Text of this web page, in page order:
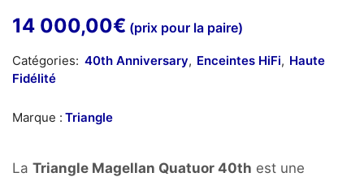
14 000,00€ (prix pour la paire)
Catégories: 40th Anniversary, Enceintes HiFi, Haute
Fidélité
Marque : Triangle
La Triangle Magellan Quatuor 40th est une